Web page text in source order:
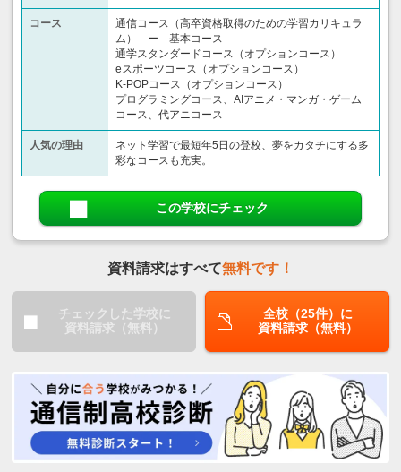
コース
通信コース（高卒資格取得のための学習カリキュラ
ム） ー 基本コース
通学スタンダードコース（オプションコース）
eスポーツコース（オプションコース）
K-POPコース（オプションコース）
プログラミングコース、AIアニメ・マンガ・ゲーム
コース、代アニコース
人気の理由
ネット学習で最短年5日の登校、夢をカタチにする多
彩なコースも充実。
この学校にチェック
資料請求はすべて無料です！
チェックした学校に
資料請求（無料）
全校（25件）に
資料請求（無料）